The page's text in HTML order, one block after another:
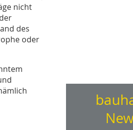
nicht
des
oder